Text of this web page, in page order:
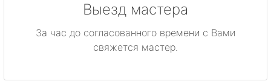
Выезд мастера
За час до согласованного времени с Вами
свяжется мастер.